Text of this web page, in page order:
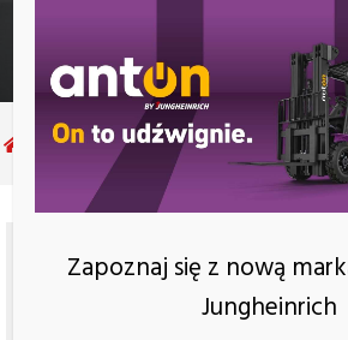
Produkty Podest ruchomy
Zapoznaj się z nową
Jungheinrich